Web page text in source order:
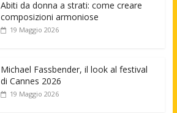
Abiti da donna a strati: come creare
composizioni armoniose
19 Maggio 2026
Michael Fassbender, il look al festival
di Cannes 2026
19 Maggio 2026